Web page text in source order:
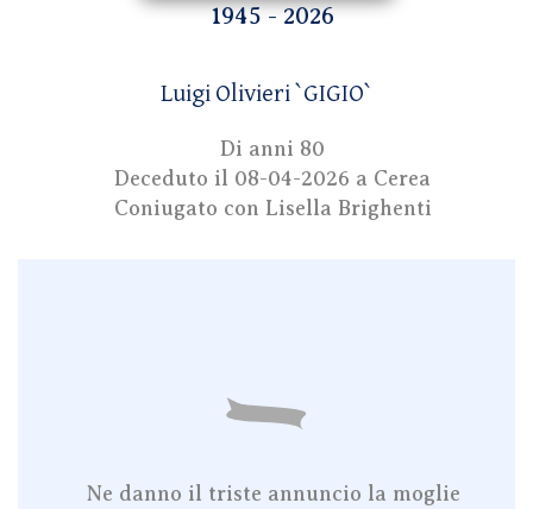
1945 - 2026
Luigi Olivieri `GIGIO`
Di anni 80
Deceduto il 08-04-2026 a Cerea
Coniugato con Lisella Brighenti
Ne danno il triste annuncio la moglie